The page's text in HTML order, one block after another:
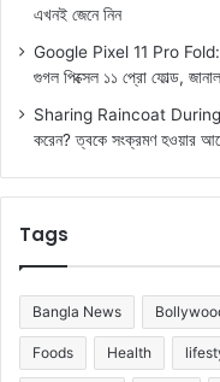
এখনই জেনে নিন
Google Pixel 11 Pro Fold:
গুগল পিক্সেল ১১ প্রো ফোল্ড,
Sharing Raincoat During
করেন? ত্বকে সংক্রমণ হওয়ার
Tags
Bangla News
Foods Health